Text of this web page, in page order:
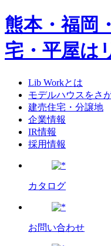
熊本・福岡
宅・平屋は
Lib Workとは
モデルハウスをさ
建売住宅・分譲地
企業情報
IR情報
採用情報
カタログ
お問い合わせ